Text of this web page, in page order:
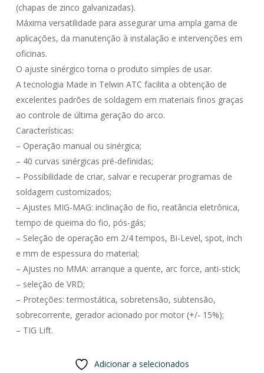
(chapas de zinco galvanizadas).
Máxima versatilidade para assegurar uma ampla gama de
aplicações, da manutenção à instalação e intervenções em
oficinas.
O ajuste sinérgico torna o produto simples de usar.
A tecnologia Made in Telwin ATC facilita a obtenção de
excelentes padrões de soldagem em materiais finos graças
ao controle de última geração do arco.
Características:
– Operação manual ou sinérgica;
– 40 curvas sinérgicas pré-definidas;
– Possibilidade de criar, salvar e recuperar programas de
soldagem customizados;
– Ajustes MIG-MAG: inclinação de fio, reatância eletrônica,
tempo de queima do fio, pós-gás;
– Seleção de operação em 2/4 tempos, Bi-Level, spot, inch
e mm de espessura do material;
– Ajustes no MMA: arranque a quente, arc force, anti-stick;
– seleção de VRD;
– Proteções: termostática, sobretensão, subtensão,
sobrecorrente, gerador acionado por motor (+/- 15%);
– TIG Lift.
Adicionar a selecionados